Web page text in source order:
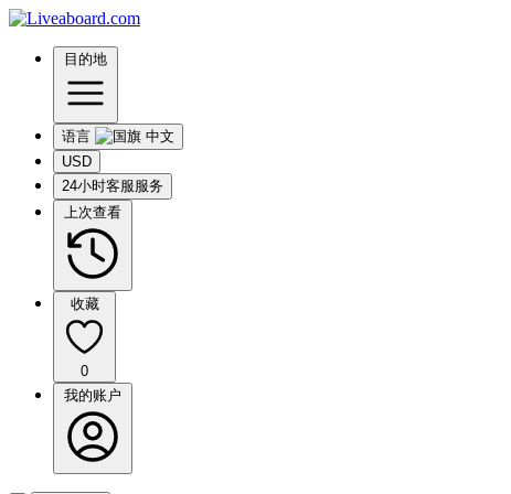
目的地
语言
USD
24小时客服服务
上次查看
收藏
0
我的账户